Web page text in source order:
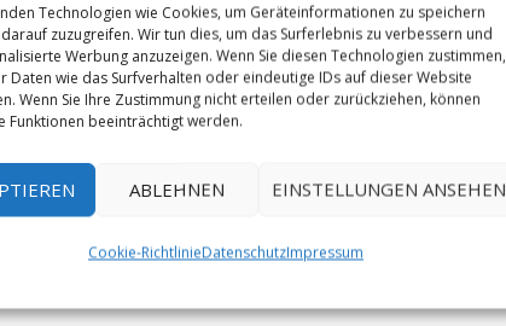
Technologien wie Cookies, um Geräteinformationen zu speichern
zuzugreifen. Wir tun dies, um das Surferlebnis zu verbessern und
Werbung anzuzeigen. Wenn Sie diesen Technologien zustimmen,
Daten wie das Surfverhalten oder eindeutige IDs auf dieser Website
Wenn Sie Ihre Zustimmung nicht erteilen oder zurückziehen, können
Funktionen beeinträchtigt werden.
ABLEHNEN EINSTELLUNGEN ANSEHEN
Cookie-RichtlinieDatenschutzImpressum